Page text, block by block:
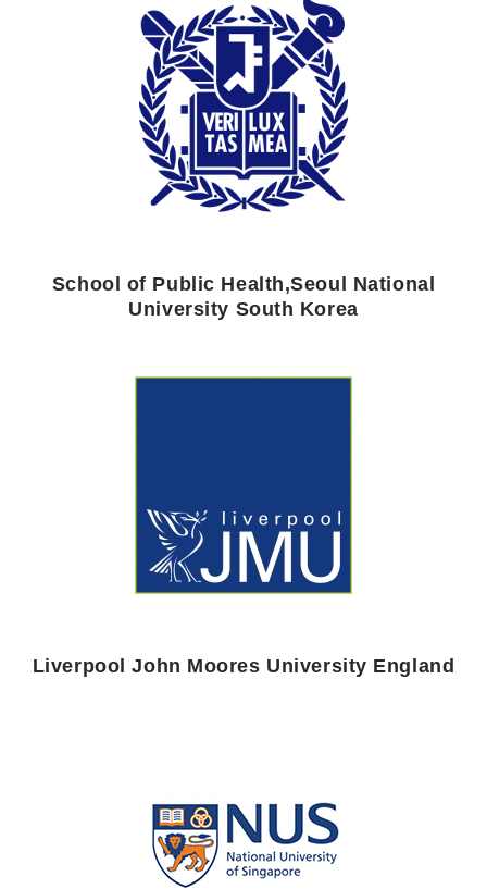
School of Public Health,Seoul National
University South Korea
Liverpool John Moores University England